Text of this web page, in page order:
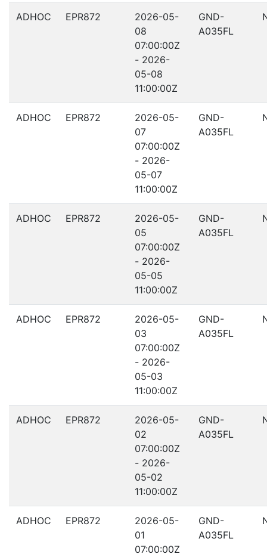
ADHOC EPR872
2026-05-
08
07:00:00Z
- 2026-
05-08
11:00:00Z
GND-
A035FL
ADHOC EPR872
2026-05-
07
07:00:00Z
- 2026-
05-07
11:00:00Z
GND-
A035FL
ADHOC EPR872
2026-05-
05
07:00:00Z
- 2026-
05-05
11:00:00Z
GND-
A035FL
ADHOC EPR872
2026-05-
03
07:00:00Z
- 2026-
05-03
11:00:00Z
GND-
A035FL
ADHOC EPR872
2026-05-
02
07:00:00Z
- 2026-
05-02
11:00:00Z
GND-
A035FL
ADHOC EPR872
2026-05-
01
07:00:00Z
GND-
A035FL